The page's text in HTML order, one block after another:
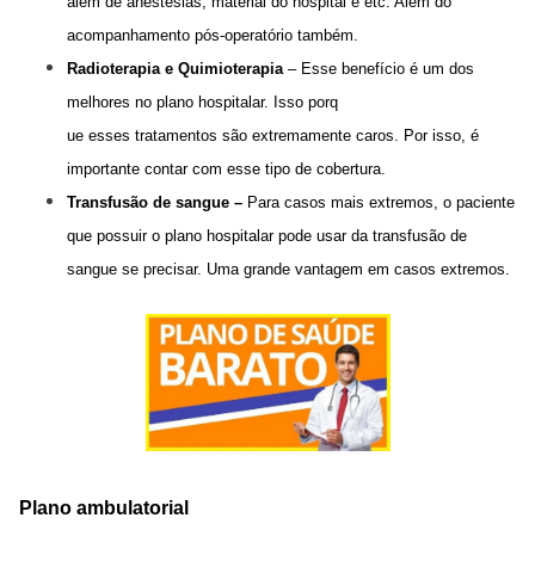
acompanhamento pós-operatório também.
Radioterapia e Quimioterapia – Esse benefício é um dos
melhores no plano hospitalar. Isso porq
ue esses tratamentos são extremamente caros. Por isso, é
importante contar com esse tipo de cobertura.
Transfusão de sangue – Para casos mais extremos, o paciente
que possuir o plano hospitalar pode usar da transfusão de
sangue se precisar. Uma grande vantagem em casos extremos.
Plano ambulatorial